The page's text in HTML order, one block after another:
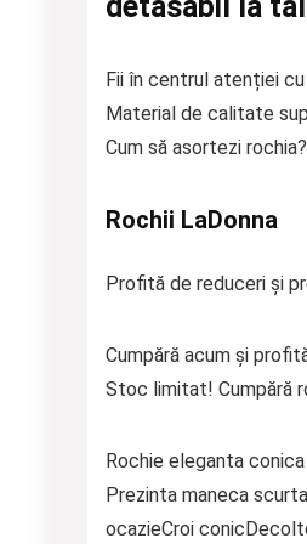
Fii în centrul atenției
Material de calitate
Cum să asortezi
Rochii LaDonna
Profită de reduceri și
Cumpără acum și
Stoc limitat! Cumpără
Rochie eleganta
Prezinta maneca
ocazieCroi